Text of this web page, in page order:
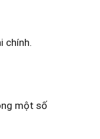
chính.
một số